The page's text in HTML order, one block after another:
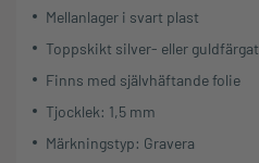
Mellanlager i svart plast
Toppskikt silver- eller guldfärgat
Finns med självhäftande folie
Tjocklek: 1,5 mm
Märkningstyp: Gravera